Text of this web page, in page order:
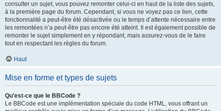
consulter un sujet, vous pouvez remonter celui-ci en haut de la liste des sujets,
à la première page du forum. Cependant, si vous ne voyez pas ce lien, cette
fonctionnalité a peut-être été désactivée ou le temps d’attente nécessaire entre
les remontées n’a peut-être pas encore été atteint. Il est également possible de
remonter le sujet simplement en y répondant, mais assurez-vous de le faire
tout en respectant les règles du forum.
Haut
Mise en forme et types de sujets
Qu’est-ce que le BBCode ?
Le BBCode est une implémentation spéciale du code HTML, vous offrant un